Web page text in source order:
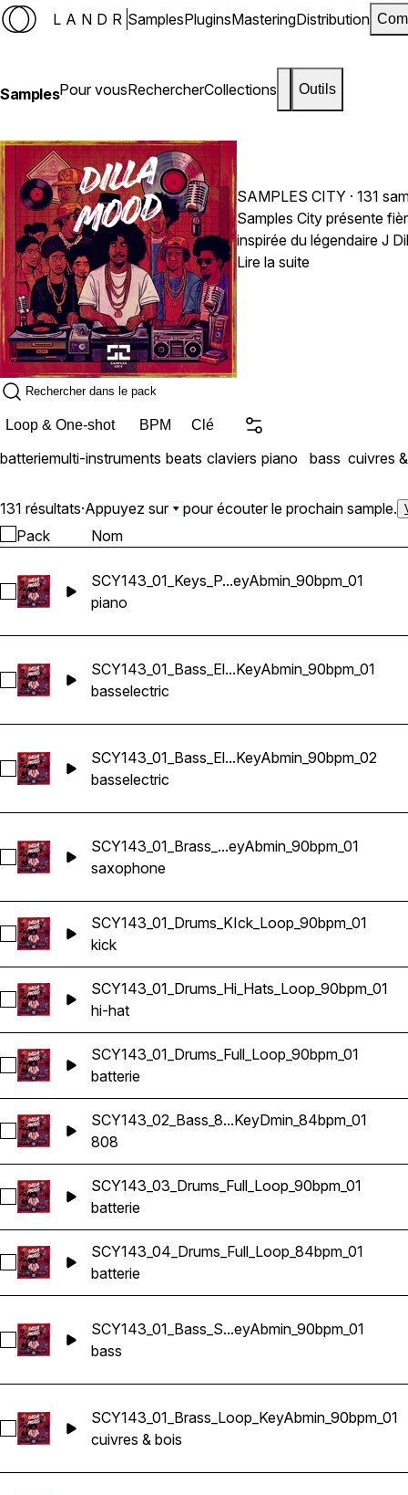
LANDR SamplesPluginsMasteringDistribution
SamplesPour vousRechercherCollections Outils
SAMPLES CITY · 131
Samples City présente
inspirée du légendaire J
accords jazzy, des
Lire la suite
Loop & One-shot BPM Clé
batteriemulti-instruments beats claviers piano bass cuivres
131 résultats·Appuyez sur pour écouter le prochain sample.
Pack Nom
Sélectionnez
SCY143_01_Keys_P...eyAbmin_90bpm_01
piano
Sélectionnez
SCY143_01_Bass_El...KeyAbmin_90bpm_01
basselectric
Sélectionnez
SCY143_01_Bass_El...KeyAbmin_90bpm_02
basselectric
Sélectionnez
SCY143_01_Brass_...eyAbmin_90bpm_01
saxophone
Sélectionnez SCY143_01_Drums_KIck_Loop_90bpm_01
SCY143_01_Drums_KIck_Loop_90bpm_01
kick
Sélectionnez SCY143_01_Drums_Hi_Hats_Loop_90bpm_01
SCY143_01_Drums_Hi_Hats_Loop_90bpm_01
hi-hat
Sélectionnez SCY143_01_Drums_Full_Loop_90bpm_01
SCY143_01_Drums_Full_Loop_90bpm_01
batterie
Sélectionnez
SCY143_02_Bass_8...KeyDmin_84bpm_01
808
Sélectionnez SCY143_03_Drums_Full_Loop_90bpm_01
SCY143_03_Drums_Full_Loop_90bpm_01
batterie
Sélectionnez SCY143_04_Drums_Full_Loop_84bpm_01
SCY143_04_Drums_Full_Loop_84bpm_01
batterie
Sélectionnez
SCY143_01_Bass_S...eyAbmin_90bpm_01
bass
Sélectionnez SCY143_01_Brass_Loop_KeyAbmin_90bpm_01
SCY143_01_Brass_Loop_KeyAbmin_90bpm_01
cuivres & bois